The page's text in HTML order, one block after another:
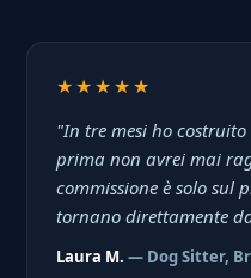
★★★★★
"In tre mesi ho
prima non avrei mai
commissione è solo
tornano direttamente
Laura M. — Dog Sitter,